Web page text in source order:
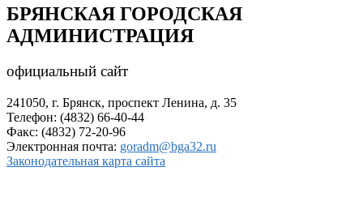
БРЯНСКАЯ ГОРОДСКАЯ
АДМИНИСТРАЦИЯ
официальный сайт
241050, г. Брянск, проспект Ленина, д. 35
Телефон: (4832) 66-40-44
Факс: (4832) 72-20-96
Электронная почта: goradm@bga32.ru
Законодательная карта сайта